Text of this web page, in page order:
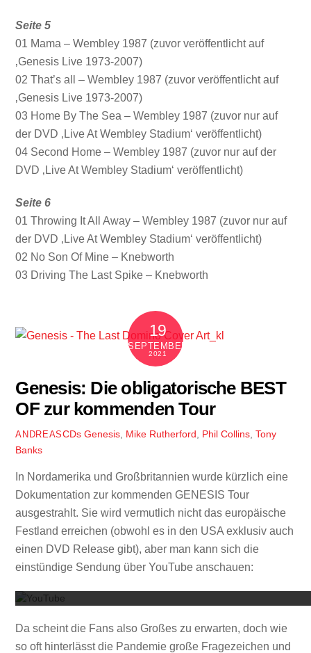
Seite 5
01 Mama – Wembley 1987 (zuvor veröffentlicht auf
‚Genesis Live 1973-2007)
02 That’s all – Wembley 1987 (zuvor veröffentlicht auf
‚Genesis Live 1973-2007)
03 Home By The Sea – Wembley 1987 (zuvor nur auf
der DVD ‚Live At Wembley Stadium‘ veröffentlicht)
04 Second Home – Wembley 1987 (zuvor nur auf der
DVD ‚Live At Wembley Stadium‘ veröffentlicht)
Seite 6
01 Throwing It All Away – Wembley 1987 (zuvor nur auf
der DVD ‚Live At Wembley Stadium‘ veröffentlicht)
02 No Son Of Mine – Knebworth
03 Driving The Last Spike – Knebworth
19
SEPTEMBER
2021
Genesis: Die obligatorische BEST
OF zur kommenden Tour
ANDREASCDs Genesis, Mike Rutherford Phil Collins, Tony
Banks
In Nordamerika und Großbritannien wurde kürzlich eine
Dokumentation zur kommenden GENESIS Tour
ausgestrahlt. Sie wird vermutlich nicht das europäische
Festland erreichen (obwohl es in den USA exklusiv auch
einen DVD Release gibt), aber man kann sich die
einstündige Sendung über YouTube anschauen:
Da scheint die Fans also Großes zu erwarten, doch wie
so oft hinterlässt die Pandemie große Fragezeichen und